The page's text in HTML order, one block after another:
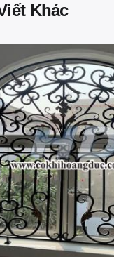
Khác